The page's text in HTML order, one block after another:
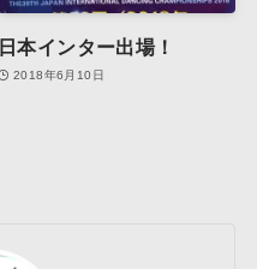
日本インター出場！
2018年6月10日